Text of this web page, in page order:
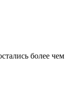
более чем